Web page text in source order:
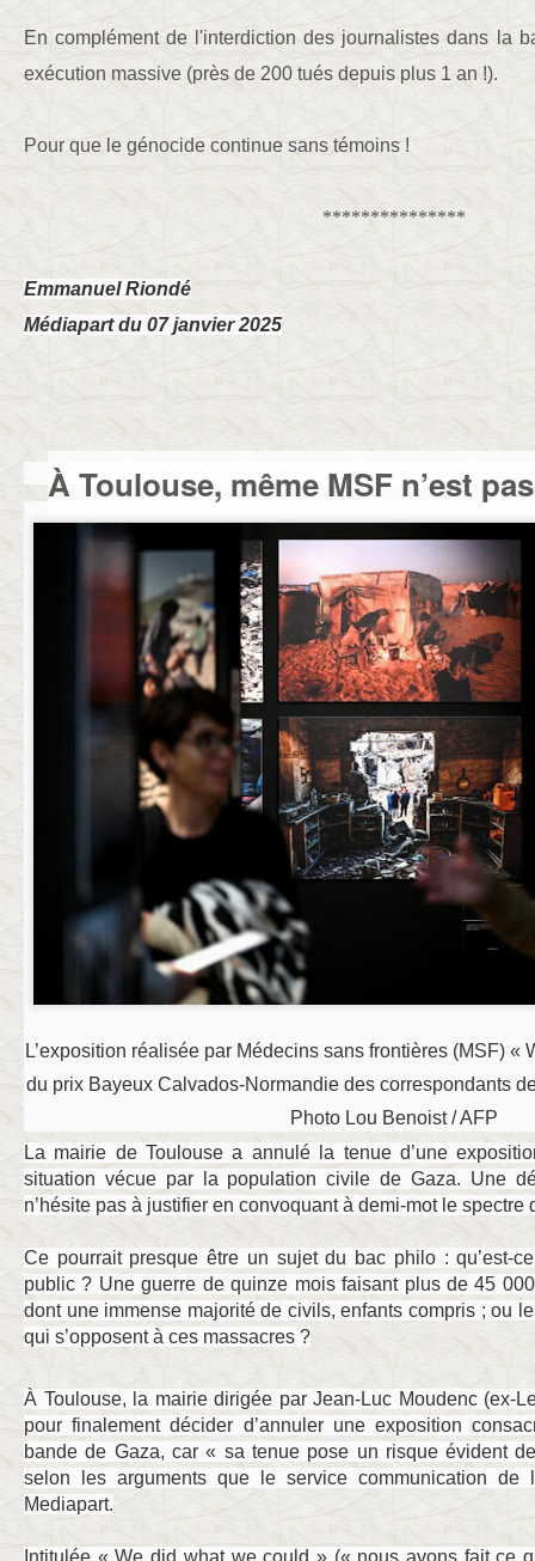
En complément de l'interdiction des journalistes dans la
exécution massive (près de 200 tués depuis plus 1 an !).
Pour que le génocide continue sans témoins !
***************
Emmanuel Riondé
Médiapart du 07 janvier 2025
L’exposition réalisée par Médecins sans frontières (MSF) «
du prix Bayeux Calvados-Normandie des correspondants
Photo Lou Benoist / AFP
La mairie de Toulouse a annulé la tenue d’une
situation vécue par la population civile de Gaza. Une
n’hésite pas à justifier en convoquant à demi-mot le spectre
Ce pourrait presque être un sujet du bac philo : qu’est-
public ? Une guerre de quinze mois faisant plus de 45
dont une immense majorité de civils, enfants compris ; ou
qui s’opposent à ces massacres ?
À Toulouse, la mairie dirigée par Jean-Luc Moudenc (ex-
pour finalement décider d’annuler une exposition
bande de Gaza, car « sa tenue pose un risque évident
selon les arguments que le service communication
Mediapart.
Intitulée « We did what we could » (« nous avons fait ce